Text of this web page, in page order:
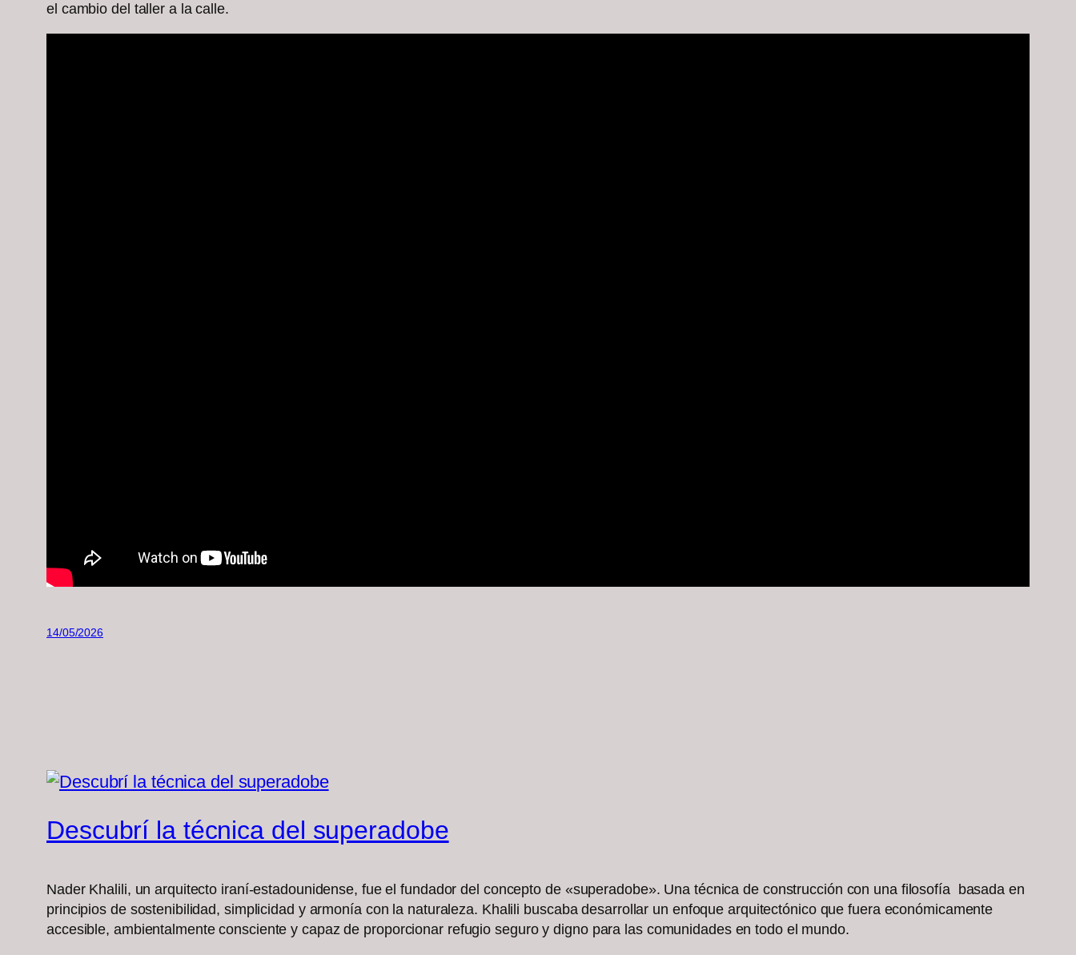
el cambio del taller a la calle.
14/05/2026
Descubrí la técnica del superadobe
Nader Khalili, un arquitecto iraní-estadounidense, fue el fundador del concepto de «superadobe». Una técnica de construcción con una filosofía basada en
principios de sostenibilidad, simplicidad y armonía con la naturaleza. Khalili buscaba desarrollar un enfoque arquitectónico que fuera económicamente
accesible, ambientalmente consciente y capaz de proporcionar refugio seguro y digno para las comunidades en todo el mundo.